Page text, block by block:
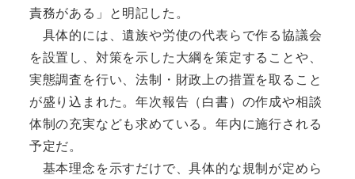
責務がある」と明記した。
具体的には、遺族や労使の代表らで作る協議会
を設置し、対策を示した大綱を策定することや、
実態調査を行い、法制・財政上の措置を取ること
が盛り込まれた。年次報告（白書）の作成や相談
体制の充実なども求めている。年内に施行される
予定だ。
基本理念を示すだけで、具体的な規制が定めら